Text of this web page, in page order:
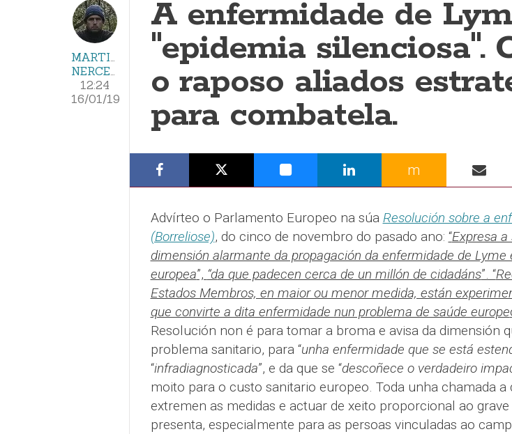
MARTIÑO
NERCELLAS
12:24
16/01/19
A enfermidade de
"epidemia silenciosa".
o raposo aliados
para combatela.
m
Advírteo o Parlamento Europeo na súa Resolución sobre a
(Borreliose), do cinco de novembro do pasado ano: “Expresa
dimensión alarmante da propagación da enfermidade de Lyme
europea”, “da que padecen cerca de un millón de cidadáns”. “
Estados Membros, en maior ou menor medida, están
que convirte a dita enfermidade nun problema de saúde europe
Resolución non é para tomar a broma e avisa da dimensión
problema sanitario, para “unha enfermidade que se está
“infradiagnosticada”, e da que se “descoñece o verdadeiro
moito para o custo sanitario europeo. Toda unha chamada a
extremen as medidas e actuar de xeito proporcional ao
presenta, especialmente para as persoas vinculadas ao